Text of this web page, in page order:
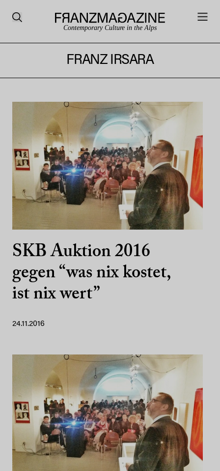
Contemporary Culture in the Alps
FRANZ IRSARA
SKB Auktion 2016
gegen “was nix kostet,
ist nix wert”
24.11.2016